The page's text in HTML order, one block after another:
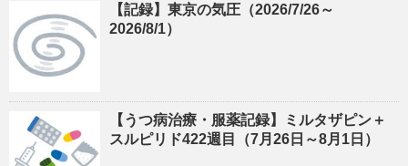
【記録】東京の気圧（2026/7/26～
2026/8/1）
【うつ病治療・服薬記録】ミルタザピン＋
スルピリド422週目（7月26日～8月1日）